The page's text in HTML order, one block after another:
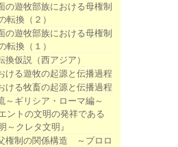
の遊牧部族における母権制
転換（２）
の遊牧部族における母権制
転換（１）
換仮説（西アジア）
ける遊牧の起源と伝播過程
ける牧畜の起源と伝播過程
～ギリシア・ローマ編～
ントの文明の発祥である
～クレタ文明』
権制の関係構造 ～プロロ